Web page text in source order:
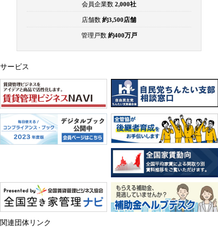
会員企業数 2,000社
店舗数 約3,500店舗
管理戸数 約400万戸
サービス
関連団体リンク